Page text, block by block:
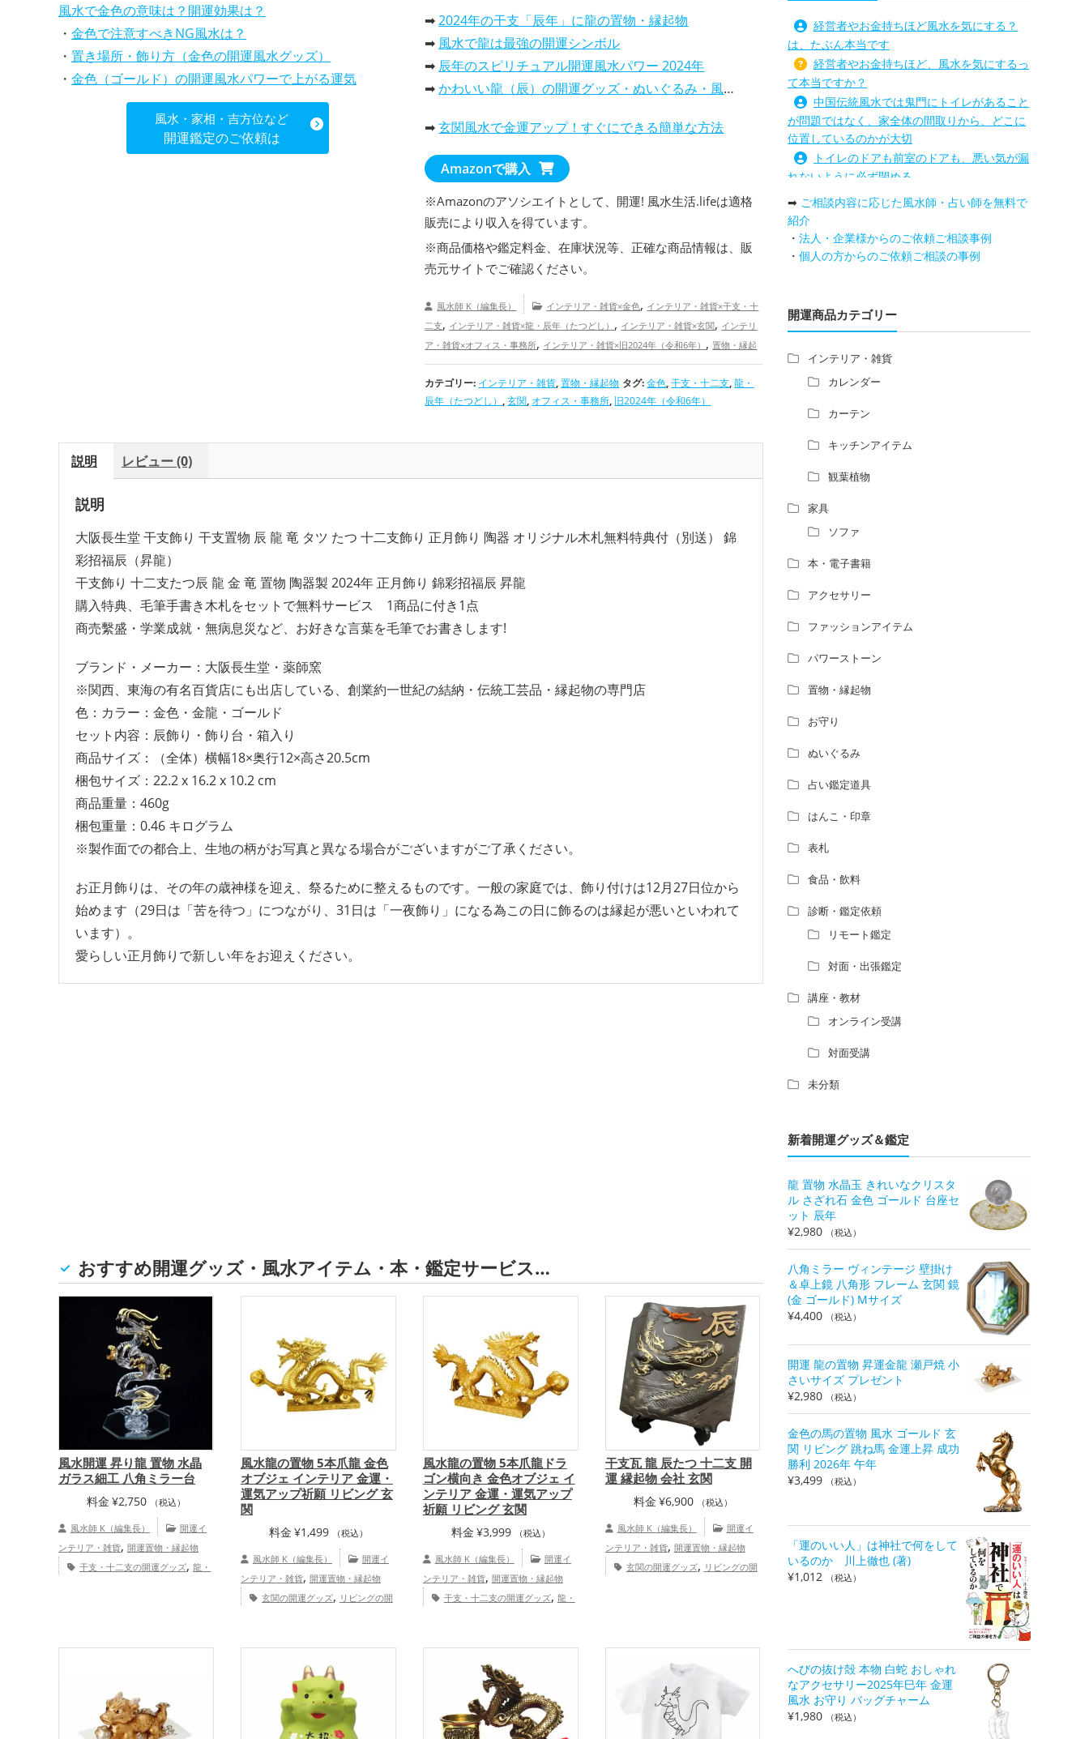
➡2024年の干支「辰年」に龍の置物・縁起物
➡ 風水で龍は最強の開運シンボル
➡ 辰年のスピリチュアル開運風水パワー 2024年
➡かわいい龍（辰）の開運グッズ・ぬいぐるみ・風水置物
➡玄関風水で金運アップ！すぐにできる簡単な方法
Amazonで購入
※Amazonのアソシエイトとして、開運! 風水生活.lifeは適格
販売により収入を得ています。
※商品価格や鑑定料金、在庫状況等、正確な商品情報は、販
売元サイトでご確認ください。
風水師 K（編集長） インテリア・雑貨×金色, インテリア・雑貨×干支・十
二支, インテリア・雑貨×龍・辰年（たつどし） , インテリア・雑貨×玄関, インテリ
ア・雑貨×オフィス・事務所, インテリア・雑貨×旧2024年（令和6年） ,置物・縁起
物×金色,置物・縁起物×干支・十二支,置物・縁起物×龍・辰年（たつどし）,置物・
縁起物×玄関,置物・縁起物×オフィス・事務所,置物・縁起物×旧2024年（令和6
年）
金色の開運グッズ,干支・十二支の開運グッズ,龍・辰年（たつどし）の
年）の開運グッズ
恋愛運アップ,結婚運アップ,金運アップ,仕事運アップ,健
カテゴリー: インテリア・雑貨,置物・縁起物 タグ:金色,干支・十二支,龍・
辰年（たつどし）,玄関, オフィス・事務所, 旧2024年（令和6年）
風水で金色の意味は？開運効果は？
・ 金色で注意すべきNG風水は？
・ 置き場所・飾り方（金色の開運風水グッズ）
・ 金色（ゴールド）の開運風水パワーで上がる運気
風水・家相・吉方位など
開運鑑定のご依頼は
説明 レビュー (0)
説明
大阪長生堂 干支飾り 干支置物 辰 龍 竜 タツ たつ 十二支飾り 正月飾り 陶器 オリジナル木札無料特典付（別送） 錦
彩招福辰（昇龍）
干支飾り 十二支たつ辰 龍 金 竜 置物 陶器製 2024年 正月飾り 錦彩招福辰 昇龍
購入特典、毛筆手書き木札をセットで無料サービス 1商品に付き1点
商売繫盛・学業成就・無病息災など、お好きな言葉を毛筆でお書きします!
ブランド・メーカー：‎大阪長生堂・薬師窯
※関西、東海の有名百貨店にも出店している、創業約一世紀の結納・伝統工芸品・縁起物の専門店
色：カラー：‎金色・金龍・ゴールド
セット内容：辰飾り・飾り台・箱入り
商品サイズ：（全体）横幅18×奥行12×高さ20.5cm
梱包サイズ：‎22.2 x 16.2 x 10.2 cm
商品重量：460g
梱包重量：‎0.46 キログラム
※製作面での都合上、生地の柄がお写真と異なる場合がございますがご了承ください。
お正月飾りは、その年の歳神様を迎え、祭るために整えるものです。一般の家庭では、飾り付けは12月27日位から
始めます（29日は「苦を待つ」につながり、31日は「一夜飾り」になる為この日に飾るのは縁起が悪いといわれて
います）。
愛らしい正月飾りで新しい年をお迎えください。
おすすめ開運グッズ・風水アイテム・本・鑑定サービス…
風水開運 昇り龍 置物 水晶
ガラス細工 八角ミラー台
料金 ¥2,750 （税込）
風水師 K（編集長）
開運イ
ンテリア・雑貨, 開運置物・縁起物
干支・十二支の開運グッズ, 龍・
風水龍の置物 5本爪龍 金色
オブジェ インテリア 金運・
運気アップ祈願 リビング 玄
関
料金 ¥1,499 （税込）
風水師 K（編集長）
開運イ
ンテリア・雑貨, 開運置物・縁起物
玄関の開運グッズ, リビングの開
健康運アップ
運・家族運アップ,総合運・全体運ア
風水龍の置物 5本爪龍ドラ
ゴン横向き 金色オブジェ イ
ンテリア 金運・運気アップ
祈願 リビング 玄関
料金 ¥3,999 （税込）
風水師 K（編集長）
開運イ
ンテリア・雑貨, 開運置物・縁起物
干支・十二支の開運グッズ, 龍・
,健康運アップ
運・家族運アップ,総合運・全体運ア
干支瓦 龍 辰たつ 十二支 開
運 縁起物 会社 玄関
料金 ¥6,900 （税込）
風水師 K（編集長）
開運イ
ンテリア・雑貨, 開運置物・縁起物
玄関の開運グッズ, リビングの開
金運アップ,仕事運アップ
家庭運・家族運アップ
合運・全体運アップ
経営者やお金持ちほど風水を気にする？
は、たぶん本当です
経営者やお金持ちほど、風水を気にするっ
て本当ですか？
中国伝統風水では鬼門にトイレがあること
が問題ではなく、家全体の間取りから、どこに
位置しているのかが大切
トイレのドアも前室のドアも、悪い気が漏
れないように必ず閉める
路沖殺対策としては、お庭に道路との垣根
を造られるとよい
庭を広げると路沖殺（ろちゅうさつ）は防
げますか？
方角にあるトイレの位置はずれますか？
青澄杏樹 （アオスミアンジュ）先生から
占い師さんは、幽霊を見たことがあります
か？
家相風水の診断・鑑定料金や相場について
風水の流派について教えてください。
か？
風水師になるには、どんな勉強をすればい
いですか？
➡ ご相談内容に応じた風水師・占い師を無料で
紹介
・ 法人・企業様からのご依頼ご相談事例
・ 個人の方からのご依頼ご相談の事例
開運商品カテゴリー
インテリア・雑貨
カレンダー
カーテン
キッチンアイテム
観葉植物
家具
ソファ
本・電子書籍
アクセサリー
ファッションアイテム
パワーストーン
置物・縁起物
お守り
ぬいぐるみ
占い鑑定道具
はんこ・印章
表札
食品・飲料
診断・鑑定依頼
リモート鑑定
対面・出張鑑定
講座・教材
オンライン受講
対面受講
未分類
新着開運グッズ＆鑑定
龍 置物 水晶玉 きれいなクリスタ
ル さざれ石 金色 ゴールド 台座セ
ット 辰年
¥2,980 （税込）
八角ミラー ヴィンテージ 壁掛け
＆卓上鏡 八角形 フレーム 玄関 鏡
(金 ゴールド) Mサイズ
¥4,400 （税込）
開運 龍の置物 昇運金龍 瀬戸焼 小
さいサイズ プレゼント
¥2,980 （税込）
金色の馬の置物 風水 ゴールド 玄
関 リビング 跳ね馬 金運上昇 成功
勝利 2026年 午年
¥3,499 （税込）
「運のいい人」は神社で何をして
いるのか 川上徹也 (著)
¥1,012 （税込）
へびの抜け殻 本物 白蛇 おしゃれ
なアクセサリー2025年巳年 金運
風水 お守り バッグチャーム
¥1,980 （税込）